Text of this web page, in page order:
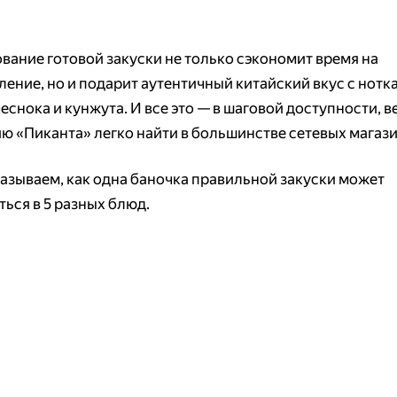
готовой закуски не только сэкономит время на
но и подарит аутентичный китайский вкус с
и кунжута. И все это — в шаговой доступности,
«Пиканта» легко найти в большинстве сетевых
как одна баночка правильной закуски может
в 5 разных блюд.